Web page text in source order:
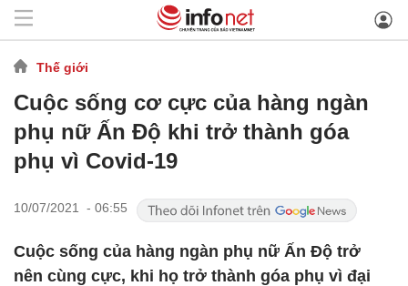
Thế giới
Cuộc sống cơ cực của hàng ngàn
phụ nữ Ấn Độ khi trở thành góa
phụ vì Covid-19
10/07/2021 - 06:55
Cuộc sống của hàng ngàn phụ nữ Ấn Độ trở
nên cùng cực, khi họ trở thành góa phụ vì đại